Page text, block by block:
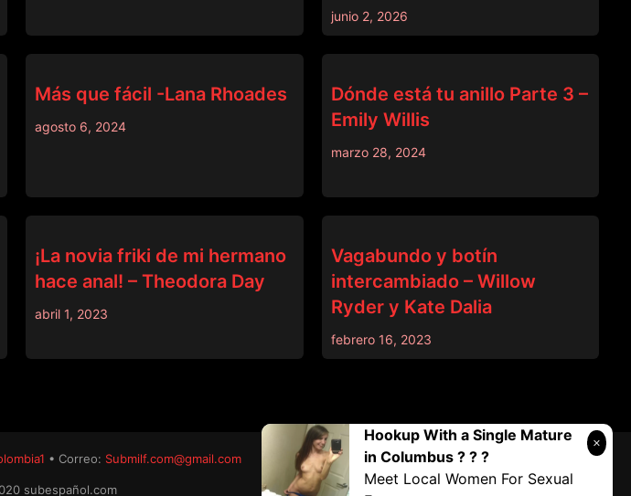
Hookup With a Single Mature
in Columbus ? ? ?
Meet Local Women For Sexual
junio 2, 2026
Más que fácil -Lana Rhoades
agosto 6, 2024
Dónde está tu anillo Parte 3 –
Emily Willis
marzo 28, 2024
¡La novia friki de mi hermano
hace anal! – Theodora Day
abril 1, 2023
Vagabundo y botín
intercambiado – Willow
Ryder y Kate Dalia
febrero 16, 2023
• Correo: Submilf.com@gmail.com
subespañol.com